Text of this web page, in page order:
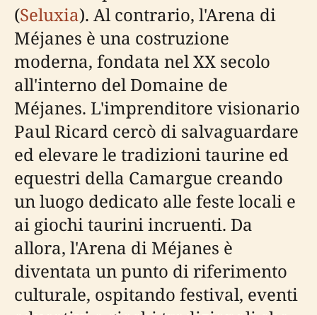
(Seluxia). Al contrario, l'Arena di
Méjanes è una costruzione
moderna, fondata nel XX secolo
all'interno del Domaine de
Méjanes. L'imprenditore visionario
Paul Ricard cercò di salvaguardare
ed elevare le tradizioni taurine ed
equestri della Camargue creando
un luogo dedicato alle feste locali e
ai giochi taurini incruenti. Da
allora, l'Arena di Méjanes è
diventata un punto di riferimento
culturale, ospitando festival, eventi